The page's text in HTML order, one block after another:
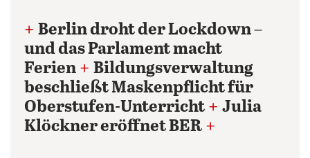
+ Berlin droht der Lockdown –
und das Parlament macht
Ferien + Bildungsverwaltung
beschließt Maskenpflicht für
Oberstufen-Unterricht + Julia
Klöckner eröffnet BER +